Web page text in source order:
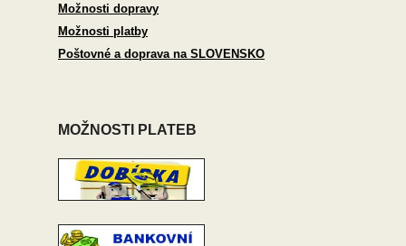
Možnosti dopravy
Možnosti platby
Poštovné a doprava na SLOVENSKO
MOŽNOSTI PLATEB